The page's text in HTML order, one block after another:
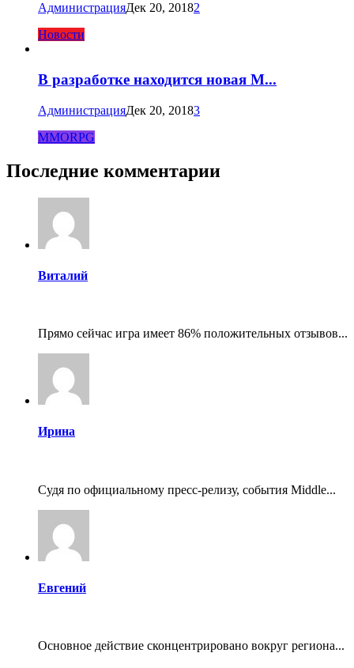
АдминистрацияДек 20, 20182
Новости
В разработке находится новая M...
АдминистрацияДек 20, 20183
MMORPG
Последние комментарии
Виталий
Прямо сейчас игра имеет 86% положительных отзывов...
Ирина
Судя по официальному пресс-релизу, события Middle...
Евгений
Основное действие сконцентрировано вокруг региона...